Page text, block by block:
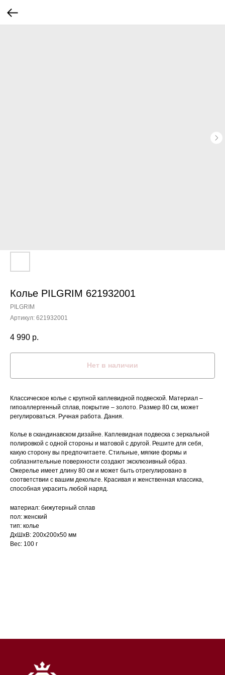
Колье PILGRIM 621932001
PILGRIM
Артикул: 621932001
4 990 р.
Нет в наличии
Классическое колье с крупной каплевидной подвеской. Материал –
гипоаллергенный сплав, покрытие – золото. Размер 80 см, может
регулироваться. Ручная работа. Дания.
Колье в скандинавском дизайне. Каплевидная подвеска с зеркальной
полировкой с одной стороны и матовой с другой. Решите для себя,
какую сторону вы предпочитаете. Стильные, мягкие формы и
соблазнительные поверхности создают эксклюзивный образ.
Ожерелье имеет длину 80 см и может быть отрегулировано в
соответствии с вашим декольте. Красивая и женственная классика,
способная украсить любой наряд.
материал: бижутерный сплав
пол: женский
тип: колье
ДxШxВ: 200x200x50 мм
Вес: 100 г